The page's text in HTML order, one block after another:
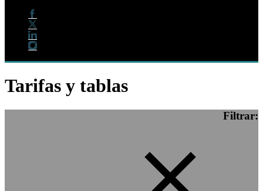
Tarifas y tablas
Filtrar: